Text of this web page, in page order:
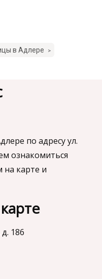
в Адлере >
по адресу ул.
ознакомиться
карте и
186